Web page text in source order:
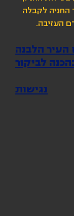
החניה לקבלה
העזיבה.
העיר הלבנה
לביקור
נגישות